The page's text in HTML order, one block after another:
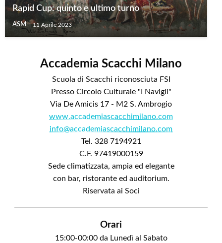
Rapid Cup: quinto e ultimo turno
ASM 11 Aprile 2023
Accademia Scacchi Milano
Scuola di Scacchi riconosciuta FSI
Presso Circolo Culturale "I Navigli"
Via De Amicis 17 - M2 S. Ambrogio
www.accademiascacchimilano.com
info@accademiascacchimilano.com
Tel. 328 7194921
C.F. 97419000159
Sede climatizzata, ampia ed elegante
con bar, ristorante ed auditorium.
Riservata ai Soci
Orari
15:00-00:00 da Lunedì al Sabato